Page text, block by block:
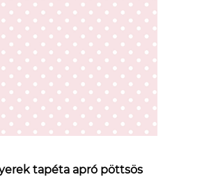
tapéta apró pöttsös